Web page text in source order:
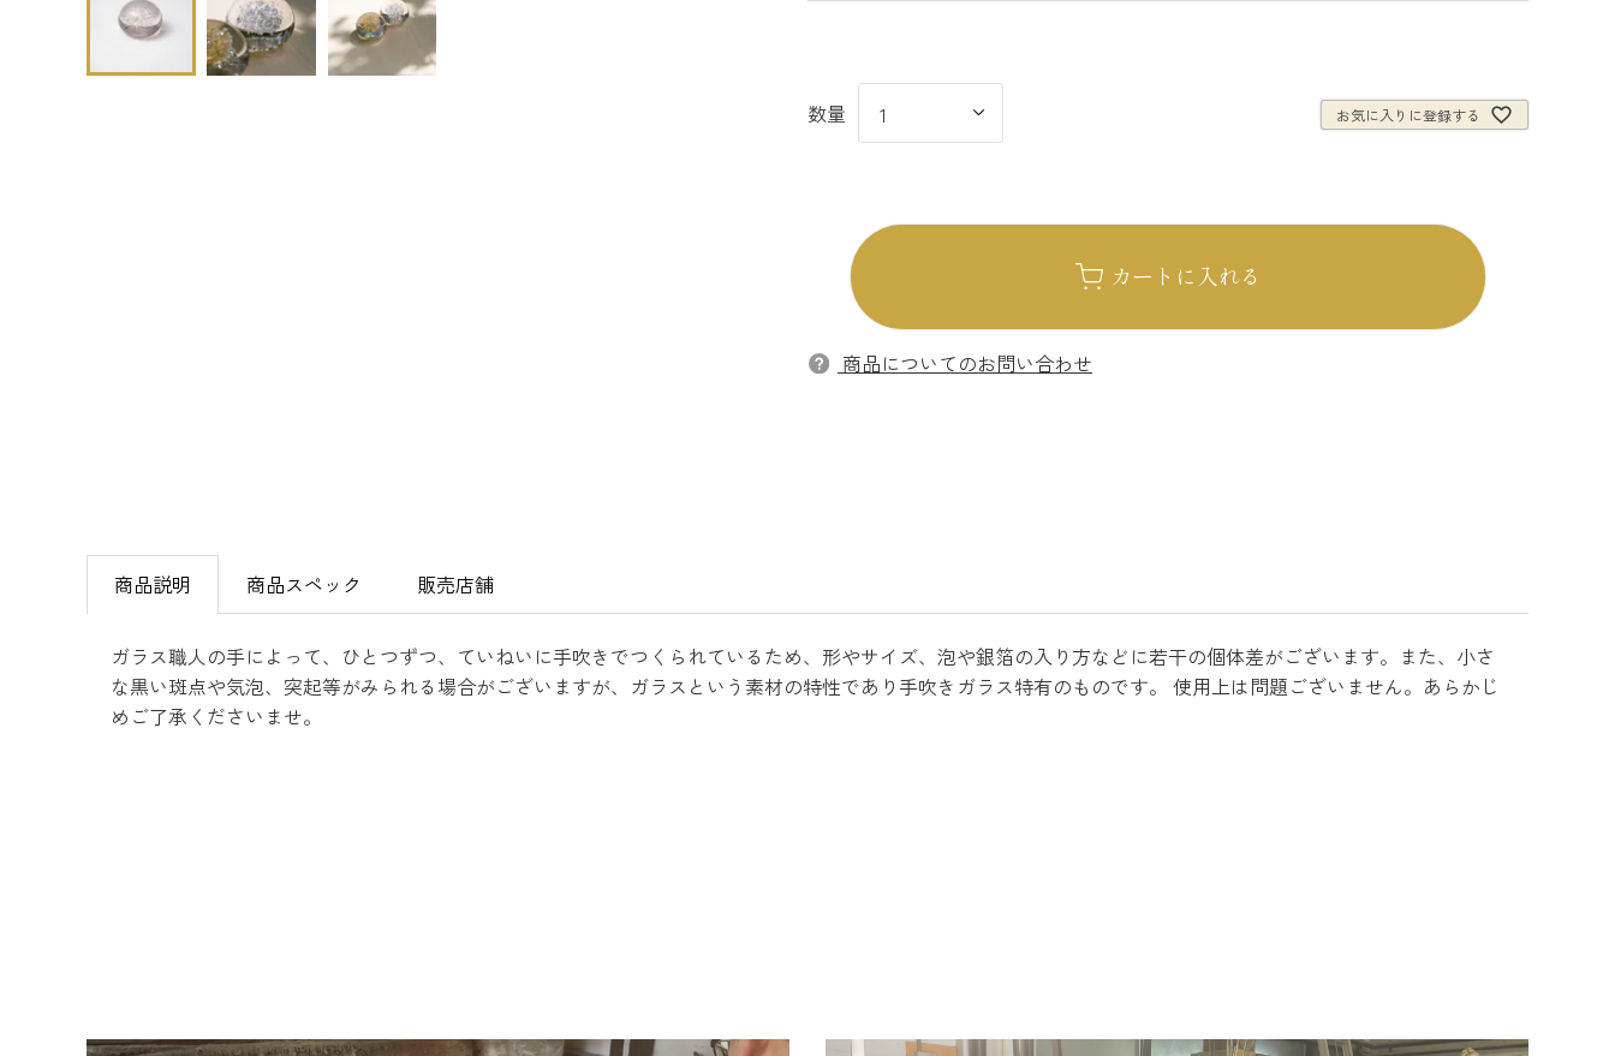
お気に入りに登録する
カートに入れる
商品についてのお問い合わせ
商品説明 商品スペック 販売店舗
ガラス職人の手によって、ひとつずつ、ていねいに手吹きでつくられているため、形やサイズ、泡や銀箔の入り方などに若干の個体差がございます。また、小さ
な黒い斑点や気泡、突起等がみられる場合がございますが、ガラスという素材の特性であり手吹きガラス特有のものです。 使用上は問題ございません。あらかじ
めご了承くださいませ。